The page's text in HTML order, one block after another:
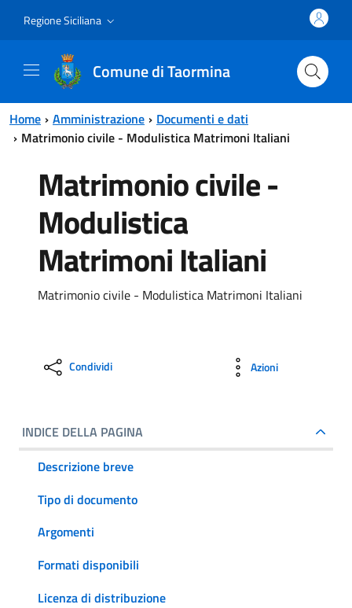
Regione Siciliana
Comune di Taormina
Home Amministrazione
Documenti e dati
Matrimonio civile - Modulistica Matrimoni Italiani
Matrimonio civile -
Modulistica
Matrimoni Italiani
Matrimonio civile - Modulistica Matrimoni Italiani
Condividi Azioni
INDICE DELLA PAGINA
Descrizione breve
Tipo di documento
Argomenti
Formati disponibili
Licenza di distribuzione